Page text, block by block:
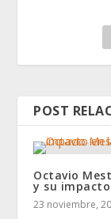
POST
Octavio
y su
23 noviembre,